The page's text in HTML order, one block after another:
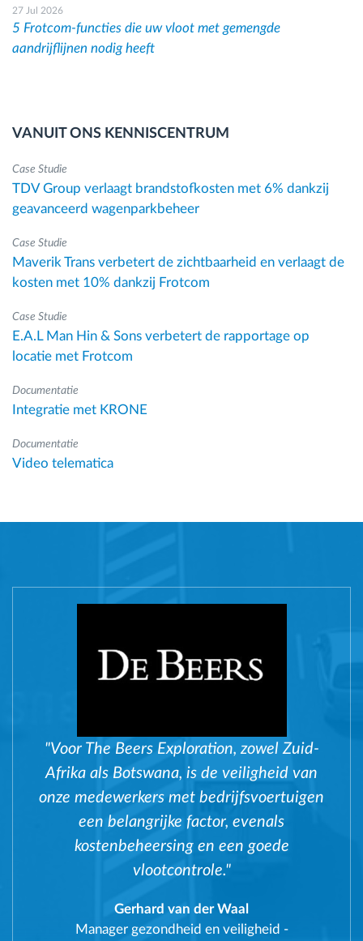
27 Jul 2026
5 Frotcom-functies die uw vloot met gemengde
aandrijflijnen nodig heeft
VANUIT ONS KENNISCENTRUM
Case Studie
TDV Group verlaagt brandstofkosten met 6% dankzij
geavanceerd wagenparkbeheer
Case Studie
Maverik Trans verbetert de zichtbaarheid en verlaagt de
kosten met 10% dankzij Frotcom
Case Studie
E.A.L Man Hin & Sons verbetert de rapportage op
locatie met Frotcom
Documentatie
Integratie met KRONE
Documentatie
Video telematica
"Voor The Beers Exploration, zowel Zuid-
Afrika als Botswana, is de veiligheid van
onze medewerkers met bedrijfsvoertuigen
een belangrijke factor, evenals
kostenbeheersing en een goede
vlootcontrole."
Gerhard van der Waal
Manager gezondheid en veiligheid -